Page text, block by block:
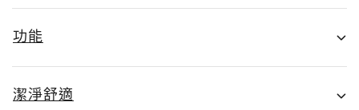
功能
潔淨舒適